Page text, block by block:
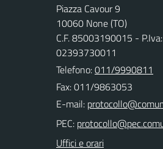
Piazza Cavour 9
10060 None (TO)
C.F. 85003190015 - P.Iva:
02393730011
Telefono:011/9990811
Fax: 011/9863053
E-mail:
PEC:
Uffici e orari